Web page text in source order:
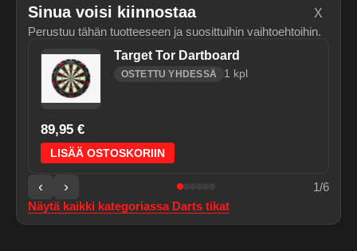
Sinua voisi kiinnostaa
Perustuu tähän tuotteeseen ja suosittuihin vaihtoehtoihin.
X
Target Tor Dartboard
OSTETTU YHDESSÄ 1 kpl
89,95 €
LISÄÄ OSTOSKORIIN
‹ › 1/6
Näytä kaikki kategoriassa Darts tikat